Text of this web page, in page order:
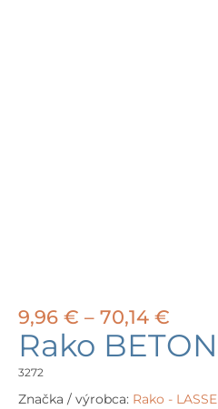
9,96 € – 70,14 €
9,96
Rako
3272
Značka / výrobca: Rako -